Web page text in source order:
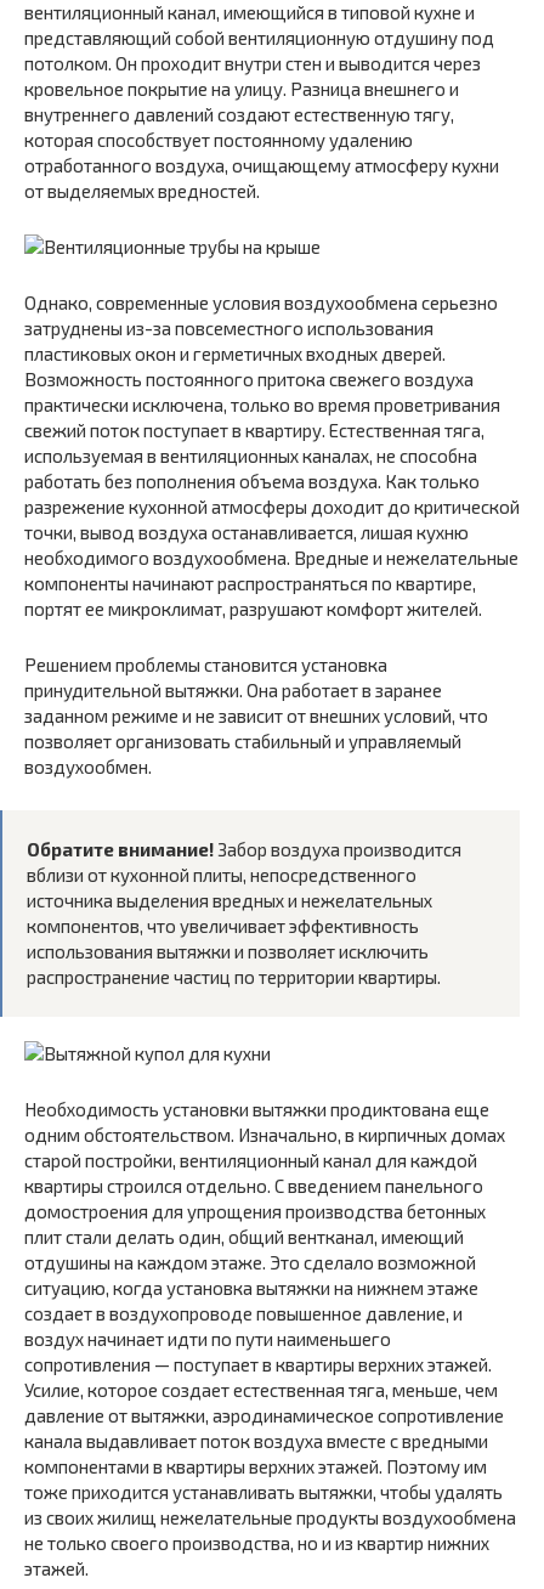
вентиляционный канал, имеющийся в типовой кухне и
представляющий собой вентиляционную отдушину под
потолком. Он проходит внутри стен и выводится через
кровельное покрытие на улицу. Разница внешнего и
внутреннего давлений создают естественную тягу,
которая способствует постоянному удалению
отработанного воздуха, очищающему атмосферу кухни
от выделяемых вредностей.
Однако, современные условия воздухообмена серьезно
затруднены из-за повсеместного использования
пластиковых окон и герметичных входных дверей.
Возможность постоянного притока свежего воздуха
практически исключена, только во время проветривания
свежий поток поступает в квартиру. Естественная тяга,
используемая в вентиляционных каналах, не способна
работать без пополнения объема воздуха. Как только
разрежение кухонной атмосферы доходит до критической
точки, вывод воздуха останавливается, лишая кухню
необходимого воздухообмена. Вредные и нежелательные
компоненты начинают распространяться по квартире,
портят ее микроклимат, разрушают комфорт жителей.
Решением проблемы становится установка
принудительной вытяжки. Она работает в заранее
заданном режиме и не зависит от внешних условий, что
позволяет организовать стабильный и управляемый
воздухообмен.
Обратите внимание! Забор воздуха производится
вблизи от кухонной плиты, непосредственного
источника выделения вредных и нежелательных
компонентов, что увеличивает эффективность
использования вытяжки и позволяет исключить
распространение частиц по территории квартиры.
Необходимость установки вытяжки продиктована еще
одним обстоятельством. Изначально, в кирпичных домах
старой постройки, вентиляционный канал для каждой
квартиры строился отдельно. С введением панельного
домостроения для упрощения производства бетонных
плит стали делать один, общий вентканал, имеющий
отдушины на каждом этаже. Это сделало возможной
ситуацию, когда установка вытяжки на нижнем этаже
создает в воздухопроводе повышенное давление, и
воздух начинает идти по пути наименьшего
сопротивления — поступает в квартиры верхних этажей.
Усилие, которое создает естественная тяга, меньше, чем
давление от вытяжки, аэродинамическое сопротивление
канала выдавливает поток воздуха вместе с вредными
компонентами в квартиры верхних этажей. Поэтому им
тоже приходится устанавливать вытяжки, чтобы удалять
из своих жилищ нежелательные продукты воздухообмена
не только своего производства, но и из квартир нижних
этажей.